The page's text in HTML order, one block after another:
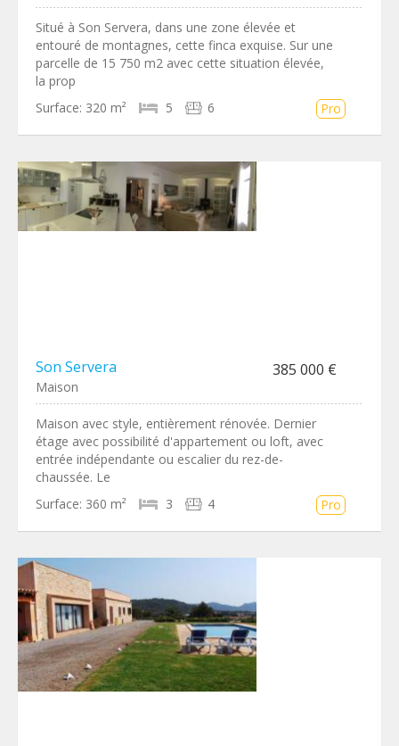
Situé à Son Servera, dans une zone élevée et
entouré de montagnes, cette finca exquise. Sur une
parcelle de 15 750 m2 avec cette situation élevée,
la prop
Surface: 320 m² 5 6 Pro
Son Servera 385 000 €
Maison
Maison avec style, entièrement rénovée. Dernier
étage avec possibilité d'appartement ou loft, avec
entrée indépendante ou escalier du rez-de-
chaussée. Le
Surface: 360 m² 3 4 Pro